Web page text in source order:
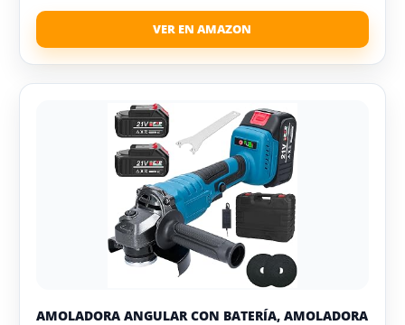
AMOLADORA ANGULAR CON BATERÍA, AMOLADORA